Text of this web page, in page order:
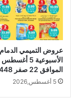
عروض التميمي الدمام
الموافق 22 صفر 1448 جاهزين؟
5 أغسطس,2026